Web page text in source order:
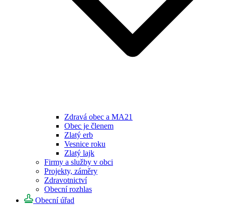
Zdravá obec a MA21
Obec je členem
Zlatý erb
Vesnice roku
Zlatý lajk
Firmy a služby v obci
Projekty, záměry
Zdravotnictví
Obecní rozhlas
Obecní úřad